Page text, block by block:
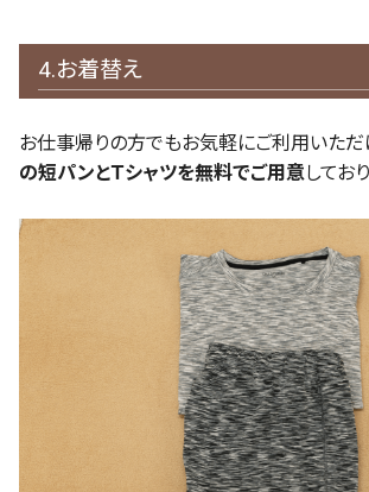
4.お着替え
お仕事帰りの方でもお気軽にご利用いただ
の短パンとＴシャツを無料でご用意してお